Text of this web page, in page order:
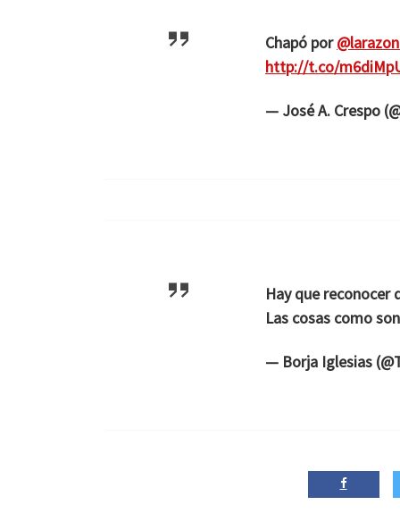
Chapó por
http://t.co/
— José A. Crespo
Hay que reconocer
Las cosas como
— Borja Iglesias